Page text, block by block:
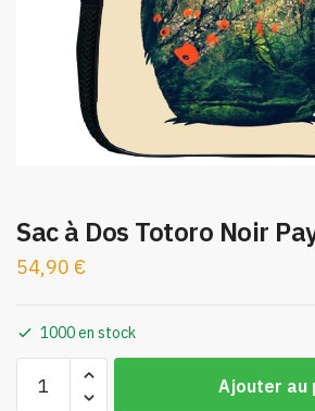
Sac à Dos Totoro Noir
54,90 €
1000 en stock
Ajouter au